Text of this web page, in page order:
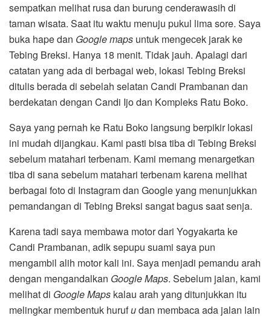
sempatkan melihat rusa dan burung cenderawasih di
taman wisata. Saat itu waktu menuju pukul lima sore. Saya
buka hape dan Google maps untuk mengecek jarak ke
Tebing Breksi. Hanya 18 menit. Tidak jauh. Apalagi dari
catatan yang ada di berbagai web, lokasi Tebing Breksi
ditulis berada di sebelah selatan Candi Prambanan dan
berdekatan dengan Candi Ijo dan Kompleks Ratu Boko.
Saya yang pernah ke Ratu Boko langsung berpikir lokasi
ini mudah dijangkau. Kami pasti bisa tiba di Tebing Breksi
sebelum matahari terbenam. Kami memang menargetkan
tiba di sana sebelum matahari terbenam karena melihat
berbagai foto di Instagram dan Google yang menunjukkan
pemandangan di Tebing Breksi sangat bagus saat senja.
Karena tadi saya membawa motor dari Yogyakarta ke
Candi Prambanan, adik sepupu suami saya pun
mengambil alih motor kali ini. Saya menjadi pemandu arah
dengan mengandalkan Google Maps. Sebelum jalan, kami
melihat di Google Maps kalau arah yang ditunjukkan itu
melingkar membentuk hurufudan membaca ada jalan lain